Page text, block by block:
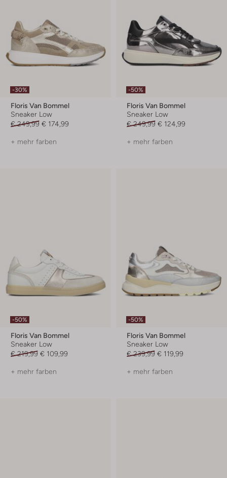
-30%
Floris Van Bommel
Sneaker Low
€ 249,99 € 174,99
+ mehr farben
-50%
Floris Van Bommel
Sneaker Low
€ 249,99 € 124,99
+ mehr farben
-50%
Floris Van Bommel
Sneaker Low
€ 219,99 € 109,99
+ mehr farben
-50%
Floris Van Bommel
Sneaker Low
€ 239,99 € 119,99
+ mehr farben